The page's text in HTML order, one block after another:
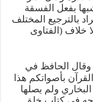
بفعل الفسقة
بالترجيع المختلف
خلاف (الفتاوى
أبي داود، الرقم: 1468، وقال الحافظ في
وزينوا القرآن بأصواتكم هذا
ولم يصلها